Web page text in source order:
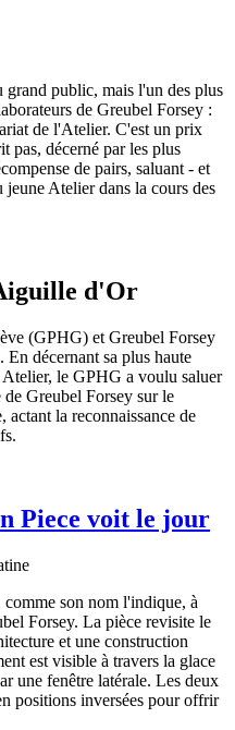
grand public, mais l'un des plus
de Greubel Forsey :
de l'Atelier. C'est un prix
pas, décerné par les plus
de pairs, saluant - et
Atelier dans la cours des
d'Or
(GPHG) et Greubel Forsey
En décernant sa plus haute
le GPHG a voulu saluer
de Greubel Forsey sur le
la reconnaissance de
Piece voit le jour
son nom l'indique, à
Forsey. La pièce revisite le
et une construction
est visible à travers la glace
une fenêtre latérale. Les deux
positions inversées pour offrir